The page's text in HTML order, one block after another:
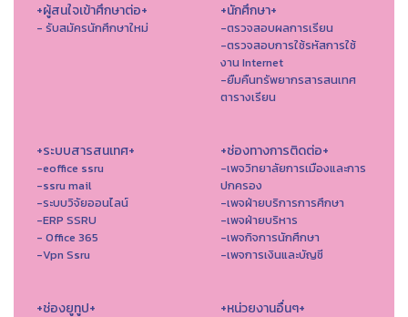
+ผู้สนใจเข้าศึกษาต่อ+
- รับสมัครนักศึกษาใหม่
+นักศึกษา+
-ตรวจสอบผลการเรียน
-ตรวจสอบการใช้รหัสการใช้
งาน Internet
-ยืมคืนทรัพยากรสารสนเทศ
ตารางเรียน
+ระบบสารสนเทศ+
-eoffice ssru
-ssru mail
-ระบบวิจัยออนไลน์
-ERP SSRU
- Office 365
-Vpn Ssru
+ช่องทางการติดต่อ+
-เพจวิทยาลัยการเมืองและการ
ปกครอง
-เพจฝ่ายบริการการศึกษา
-เพจฝ่ายบริหาร
-เพจกิจการนักศึกษา
-เพจการเงินและบัญชี
+ช่องยูทูป+ +หน่วยงานอื่นๆ+